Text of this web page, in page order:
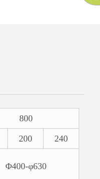
800
200 240
Φ400-φ630